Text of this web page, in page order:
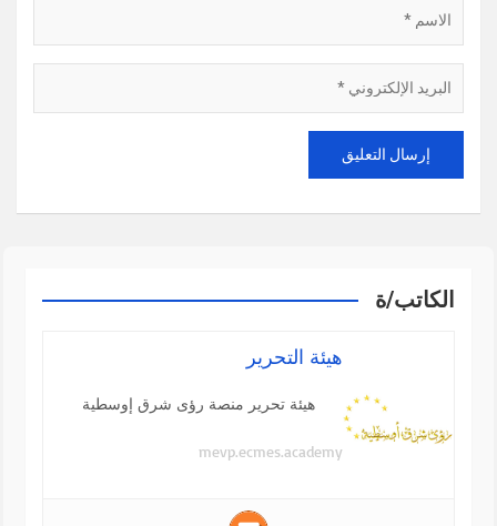
الكاتب/ة
هيئة التحرير
هيئة تحرير منصة رؤى شرق إوسطية
mevp.ecmes.academy